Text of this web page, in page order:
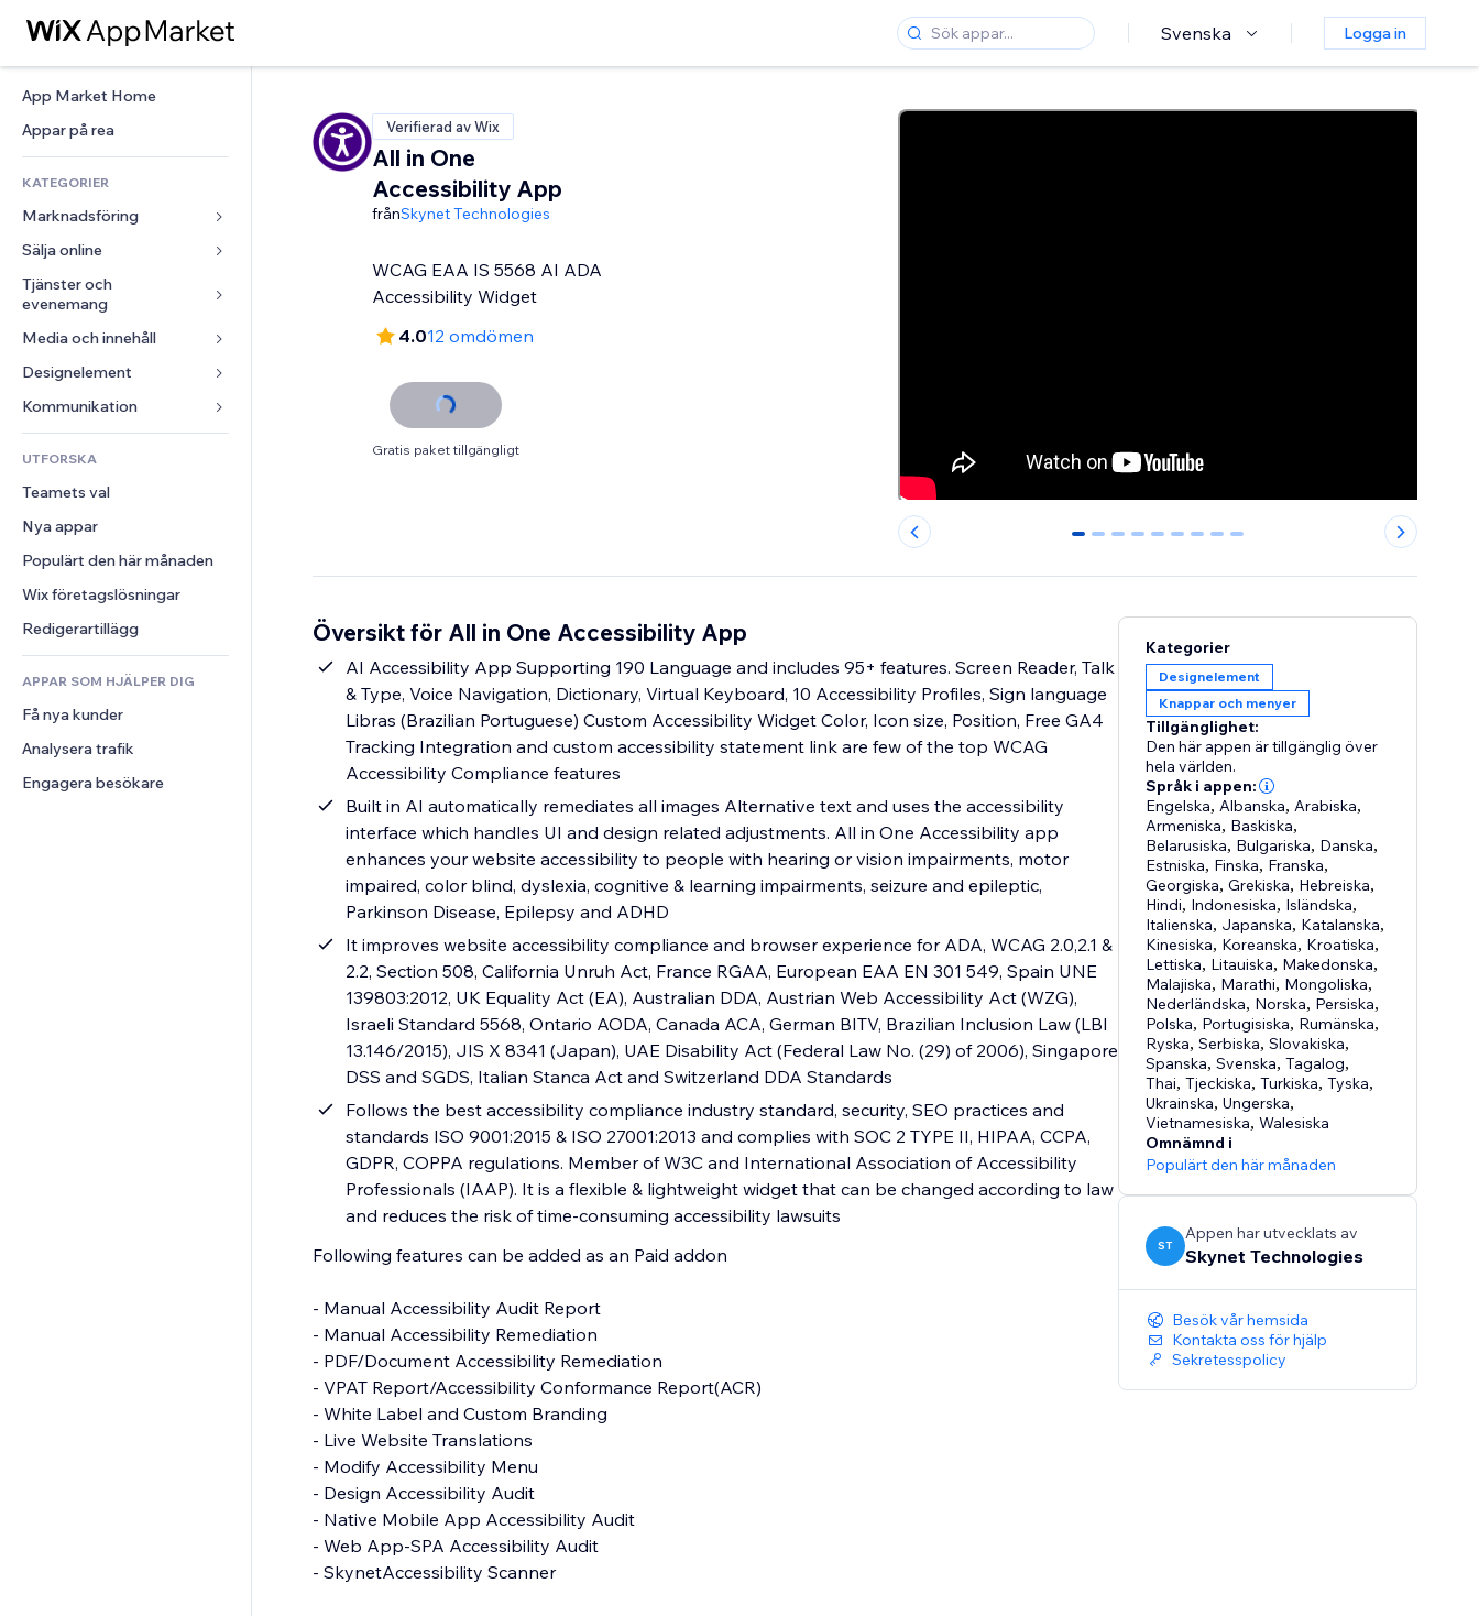
Svenska Logga in
App Market Home
Appar på rea
KATEGORIER
Marknadsföring
Annonser
Mobil
Statistik
Sociala medier
SEO
Interaktioner
Listningar
E-post
Konvertering
Sälja online
Appar för butiker
Frakt och leverans
Sälj-knappar
Onlinekurser
Beställtryck
Redovisning
Kuponger och lojalitet
Lagerlösningar
Dropshipping
Priser och abonnemang
Crowdfunding
Mat och dryck
Tjänster och
evenemang
Hotell
Evenemang
Restauranger
Fastigheter
Bokningar
Media och innehåll
Galleri
Musik
Podcasts
Fotografering
Video
PDF
Fildelning
Nyheter
Designelement
Kartor och navigering
Integritet och säkerhet
Klocka
Sidmallar
Bildeffekter
Knappar och menyer
Banners och märken
Kalkylatorer
Sök
Väder
Diagram och tabeller
Formulär
Undersökningar
Chatt
Kommentarer
Telefon
Community
Omdömen och recensioner
CRM
UTFORSKA
Teamets val
Nya appar
Populärt den här månaden
Wix företagslösningar
Redigerartillägg
APPAR SOM HJÄLPER DIG
Få nya kunder
Analysera trafik
Engagera besökare
Verifierad av Wix
All in One
Accessibility App
frånSkynet Technologies
WCAG EAA IS 5568 AI ADA
Accessibility Widget
4.012 omdömen
Gratis paket tillgängligt
0 1 2 3 4 5 6 7 8
Översikt för All in One Accessibility App
AI Accessibility App Supporting 190 Language and includes 95+ features. Screen Reader, Talk
& Type, Voice Navigation, Dictionary, Virtual Keyboard, 10 Accessibility Profiles, Sign language
Libras (Brazilian Portuguese) Custom Accessibility Widget Color, Icon size, Position, Free GA4
Tracking Integration and custom accessibility statement link are few of the top WCAG
Accessibility Compliance features
Built in AI automatically remediates all images Alternative text and uses the accessibility
interface which handles UI and design related adjustments. All in One Accessibility app
enhances your website accessibility to people with hearing or vision impairments, motor
impaired, color blind, dyslexia, cognitive & learning impairments, seizure and epileptic,
Parkinson Disease, Epilepsy and ADHD
It improves website accessibility compliance and browser experience for ADA, WCAG 2.0,2.1 &
2.2, Section 508, California Unruh Act, France RGAA, European EAA EN 301 549, Spain UNE
139803:2012, UK Equality Act (EA), Australian DDA, Austrian Web Accessibility Act (WZG),
Israeli Standard 5568, Ontario AODA, Canada ACA, German BITV, Brazilian Inclusion Law (LBI
13.146/2015), JIS X 8341 (Japan), UAE Disability Act (Federal Law No. (29) of 2006), Singapore
DSS and SGDS, Italian Stanca Act and Switzerland DDA Standards
Follows the best accessibility compliance industry standard, security, SEO practices and
standards ISO 9001:2015 & ISO 27001:2013 and complies with SOC 2 TYPE II, HIPAA, CCPA,
GDPR, COPPA regulations. Member of W3C and International Association of Accessibility
Professionals (IAAP). It is a flexible & lightweight widget that can be changed according to law
and reduces the risk of time-consuming accessibility lawsuits
Following features can be added as an Paid addon
- Manual Accessibility Audit Report
- Manual Accessibility Remediation
- PDF/Document Accessibility Remediation
- VPAT Report/Accessibility Conformance Report(ACR)
- White Label and Custom Branding
- Live Website Translations
- Modify Accessibility Menu
- Design Accessibility Audit
- Native Mobile App Accessibility Audit
- Web App-SPA Accessibility Audit
- SkynetAccessibility Scanner
Kategorier
Designelement
Knappar och menyer
Tillgänglighet:
Den här appen är tillgänglig över
hela världen.
Språk i appen:
Engelska, Albanska, Arabiska,
Armeniska, Baskiska,
Belarusiska, Bulgariska, Danska,
Estniska, Finska, Franska,
Georgiska,Grekiska, Hebreiska,
Hindi, Indonesiska, Isländska,
Italienska, Japanska, Katalanska,
Kinesiska, Koreanska, Kroatiska,
Lettiska, Litauiska, Makedonska,
Malajiska, Marathi, Mongoliska,
Nederländska, Norska, Persiska,
Polska, Portugisiska, Rumänska,
Ryska,Serbiska,Slovakiska,
Spanska,Svenska,Tagalog,
Thai,Tjeckiska,Turkiska,Tyska,
Ukrainska,Ungerska,
Vietnamesiska,Walesiska
Omnämnd i
Populärt den här månaden
ST
Appen har utvecklats av
Skynet Technologies
Besök vår hemsida
Kontakta oss för hjälp
Sekretesspolicy